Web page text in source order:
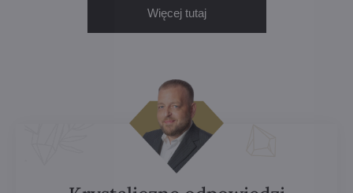
Więcej tutaj